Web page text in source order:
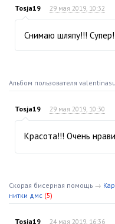
Tosja19 29 мая 2019, 10:32
Снимаю шляпу!!!
Альбом пользователя
Tosja19 29 мая 2019, 10:30
Красота!!! Очень
Скорая бисерная помощь →
нитки дмс (5)
Tosja19 24 мая 2019, 16:36